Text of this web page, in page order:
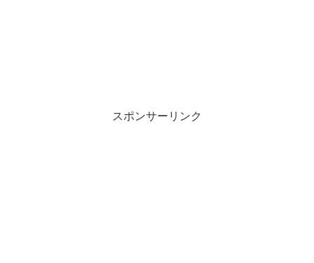
スポンサーリンク